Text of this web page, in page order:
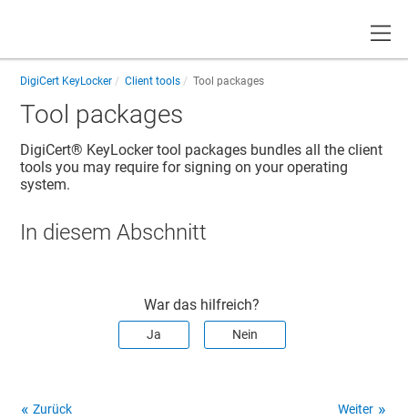
DigiCert KeyLocker Client tools Tool packages
Tool packages
DigiCert​​®​​ KeyLockertool packages bundles all the client
tools you may require for signing on your operating
system.
In diesem Abschnitt
War das hilfreich?
Ja Nein
Zurück Weiter